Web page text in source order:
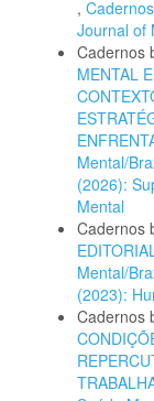
,
Journal of
Cadernos
MENTAL
Mental/
(2026):
Mental
Cadernos
Mental/
(2023):
Cadernos